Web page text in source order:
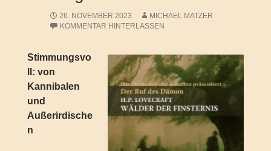
26. NOVEMBER 2023
MICHAEL MATZER
KOMMENTAR HINTERLASSEN
Stimmungsvo
ll: von
Kannibalen
und
Außerirdische
n